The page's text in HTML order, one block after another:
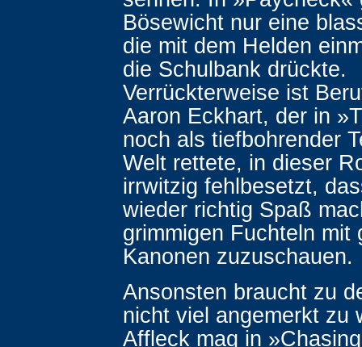
Bösewicht nur eine
die mit dem Helden
die Schulbank drückte.
Verrückterweise ist
Aaron Eckhart, der in
noch als tiefbohrender
Welt rettete, in dieser
irrwitzig fehlbesetzt,
wieder richtig Spaß
grimmigen Fuchteln mit
Kanonen zuzuschauen.
Ansonsten braucht zu
nicht viel angemerkt zu
Affleck mag in